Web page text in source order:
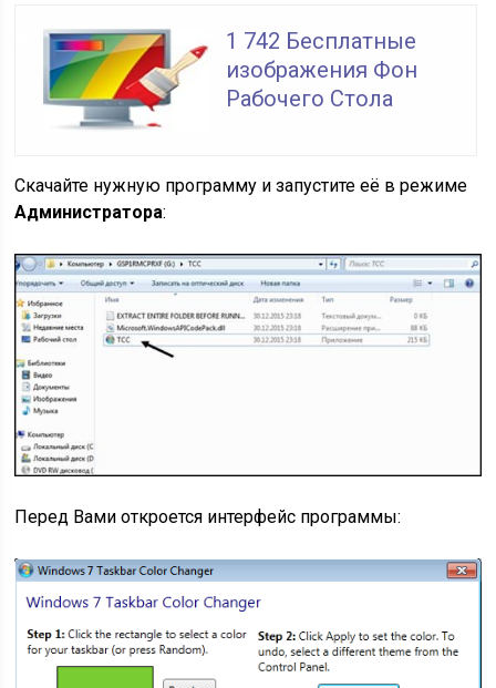
1 742 Бесплатные
изображения Фон
Рабочего Стола
Скачайте нужную программу и запустите её в режиме
Администратора:
Перед Вами откроется интерфейс программы: